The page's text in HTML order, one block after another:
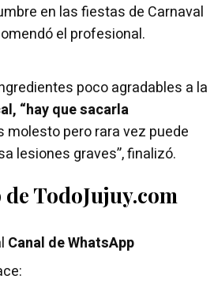
en las fiestas de Carnaval
el profesional.
poco agradables a la
“hay que sacarla
molesto pero rara vez puede
lesiones graves”, finalizó.
TodoJujuy.com
Canal de WhatsApp